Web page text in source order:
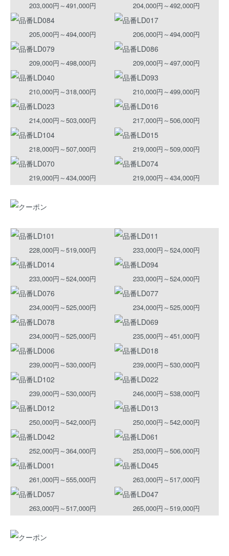
203,000円～491,000円 204,000円～492,000円
205,000円～494,000円 206,000円～494,000円
209,000円～498,000円 209,000円～497,000円
210,000円～318,000円 210,000円～499,000円
214,000円～503,000円 217,000円～506,000円
218,000円～507,000円 219,000円～509,000円
219,000円～434,000円 219,000円～434,000円
228,000円～519,000円 233,000円～524,000円
233,000円～524,000円 233,000円～524,000円
234,000円～525,000円 234,000円～525,000円
234,000円～525,000円 235,000円～451,000円
239,000円～530,000円 239,000円～530,000円
239,000円～530,000円 246,000円～538,000円
250,000円～542,000円 250,000円～542,000円
252,000円～364,000円 253,000円～506,000円
261,000円～555,000円 263,000円～517,000円
263,000円～517,000円 265,000円～519,000円